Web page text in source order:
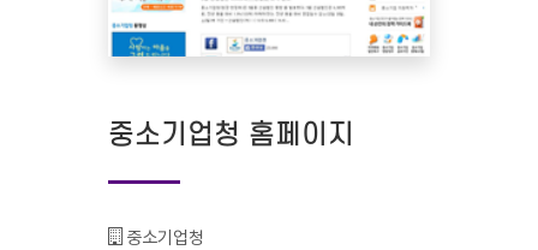
중소기업청 홈페이지
기관명 :
중소기업청